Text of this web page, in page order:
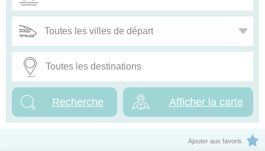
Afficher la carte
Ajouter aux favoris